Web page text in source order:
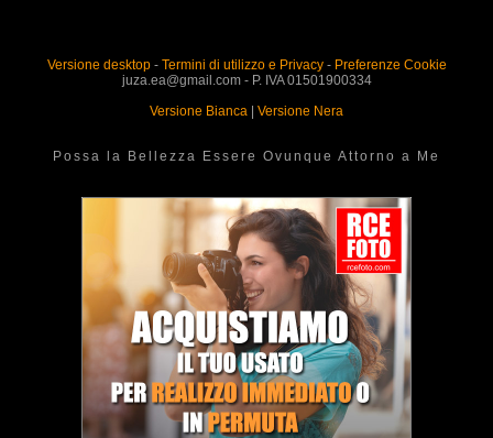
Versione desktop- Termini di utilizzo e Privacy- Preferenze Cookie
juza.ea@gmail.com - P. IVA 01501900334
Versione Bianca
Versione Nera
Possa la Bellezza Essere Ovunque Attorno a Me